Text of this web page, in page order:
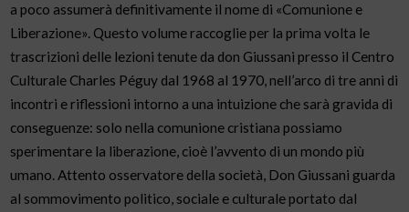
a poco assumerà definitivamente il nome di «Comunione e
Liberazione». Questo volume raccoglie per la prima volta le
trascrizioni delle lezioni tenute da don Giussani presso il Centro
Culturale Charles Péguy dal 1968 al 1970, nell’arco di tre anni di
incontri e riflessioni intorno a una intuizione che sarà gravida di
conseguenze: solo nella comunione cristiana possiamo
sperimentare la liberazione, cioè l’avvento di un mondo più
umano. Attento osservatore della società, Don Giussani guarda
al sommovimento politico, sociale e culturale portato dal